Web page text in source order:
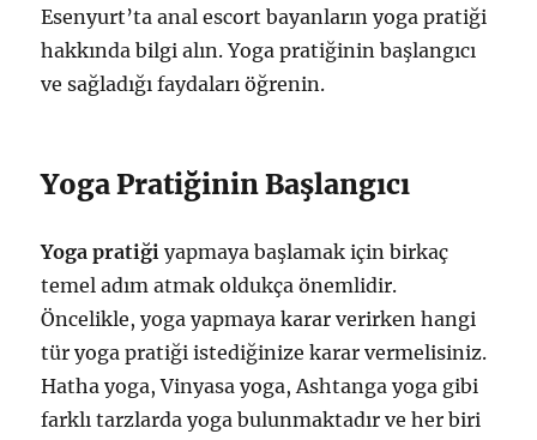
Esenyurt’ta anal escort bayanların yoga pratiği
hakkında bilgi alın. Yoga pratiğinin başlangıcı
ve sağladığı faydaları öğrenin.
Yoga Pratiğinin Başlangıcı
Yoga pratiği yapmaya başlamak için birkaç
temel adım atmak oldukça önemlidir.
Öncelikle, yoga yapmaya karar verirken hangi
tür yoga pratiği istediğinize karar vermelisiniz.
Hatha yoga, Vinyasa yoga, Ashtanga yoga gibi
farklı tarzlarda yoga bulunmaktadır ve her biri